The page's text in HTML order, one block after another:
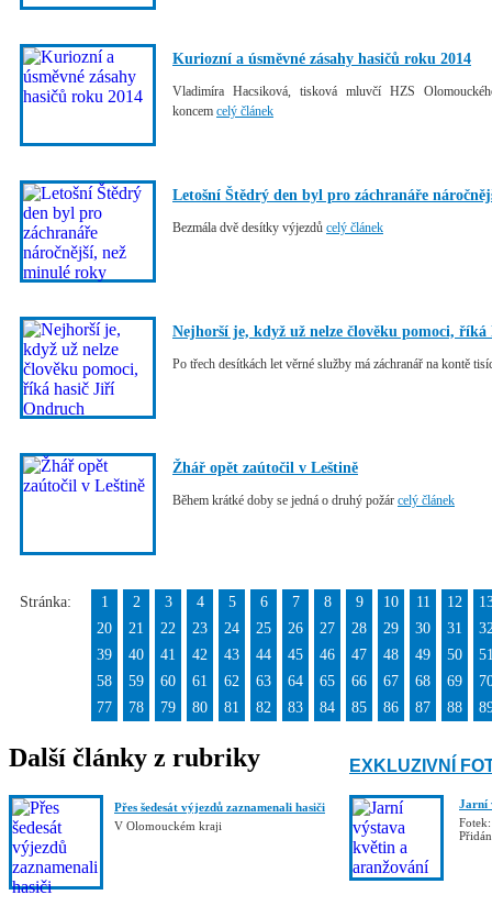
Kuriozní a úsměvné zásahy hasičů roku 2014
Vladimíra Hacsiková, tisková mluvčí HZS
koncem celý článek
Letošní Štědrý den byl pro záchranáře
Bezmála dvě desítky výjezdů celý článek
Nejhorší je, když už nelze člověku pomoci,
Po třech desítkách let věrné služby má záchranář na kontě
Žhář opět zaútočil v Leštině
Během krátké doby se jedná o druhý požár celý článek
Stránka: 1 2 3 4 5 6 7 8 9 10 11 12
20
21 22 23 24 25 26 27 28 29 30 31
39
40 41 42 43 44 45 46 47 48 49 50
58
59 60 61 62 63 64 65 66 67 68 69
77
78 79 80 81 82 83 84 85 86 87 88
Další články z rubriky
Přes šedesát výjezdů zaznamenali hasiči
V Olomouckém kraji
EXKLUZIVNÍ
Jarní